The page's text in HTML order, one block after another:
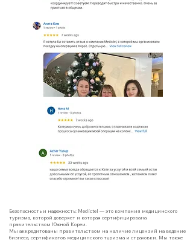
Безопасность и надежность: Medictel — это компания медицинского
туризма, которой доверяет и которая сертифицирована
правительством Южной Кореи.
Мы аккредитованы правительством на наличие лицензий на ведение
бизнеса, сертификатов медицинского туризма и страховки. Мы также